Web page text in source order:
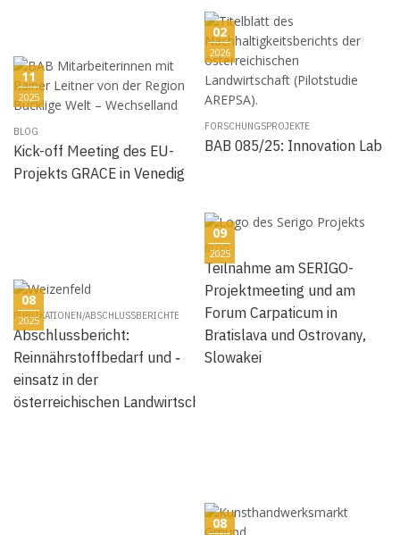
02
2026
FORSCHUNGSPROJEKTE
BAB 085/25: Innovation Lab
11
2025
BLOG
Kick-off Meeting des EU-
Projekts GRACE in Venedig
09
2025
BLOG
Teilnahme am SERIGO-
Projektmeeting und am
Forum Carpaticum in
Bratislava und Ostrovany,
Slowakei
08
2025
PUBLIKATIONEN/ABSCHLUSSBERICHTE
Abschlussbericht:
Reinnährstoffbedarf und ‐
einsatz in der
österreichischen Landwirtschaft
08